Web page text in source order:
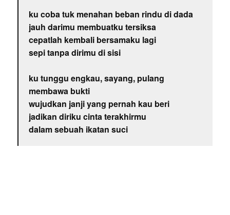
ku coba tuk menahan beban rindu di dada
jauh darimu membuatku tersiksa
cepatlah kembali bersamaku lagi
sepi tanpa dirimu di sisi
ku tunggu engkau, sayang, pulang
membawa bukti
wujudkan janji yang pernah kau beri
jadikan diriku cinta terakhirmu
dalam sebuah ikatan suci